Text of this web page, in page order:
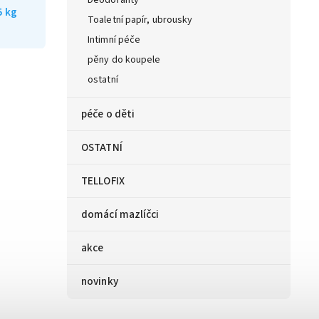
Toaletní papír, ubrousky
Intimní péče
pěny do koupele
ostatní
péče o děti
OSTATNÍ
TELLOFIX
domácí mazlíčci
akce
novinky
kg